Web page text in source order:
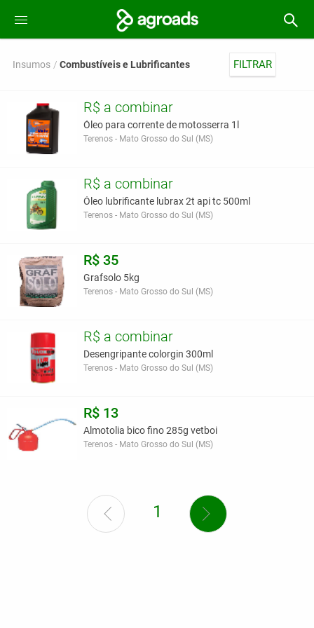
Insumos Combustíveis e Lubrificantes FILTRAR
R$ a combinar
Óleo para corrente de motosserra 1l
Terenos - Mato Grosso do Sul (MS)
R$ a combinar
Óleo lubrificante lubrax 2t api tc 500ml
Terenos - Mato Grosso do Sul (MS)
R$ 35
Grafsolo 5kg
Terenos - Mato Grosso do Sul (MS)
R$ a combinar
Desengripante colorgin 300ml
Terenos - Mato Grosso do Sul (MS)
R$ 13
Almotolia bico fino 285g vetboi
Terenos - Mato Grosso do Sul (MS)
1